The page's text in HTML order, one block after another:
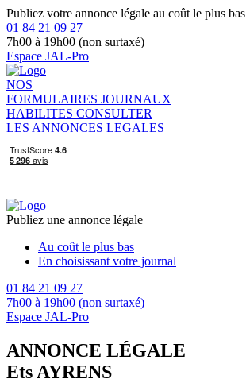
Publiez votre annonce légale au coût le plus bas
01 84 21 09 27
7h00 à 19h00 (non surtaxé)
Espace JAL-Pro
NOS
FORMULAIRES JOURNAUX
HABILITES CONSULTER
LES ANNONCES LEGALES
Publiez une annonce légale
Au coût le plus bas
En choisissant votre journal
01 84 21 09 27
7h00 à 19h00 (non surtaxé)
Espace JAL-Pro
ANNONCE LÉGALE
Ets AYRENS